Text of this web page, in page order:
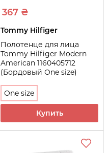
367 ₴
Tommy Hilfiger
Полотенце для лица
Tommy Hilfiger Modern
American 1160405712
(Бордовый One size)
One size
Купить